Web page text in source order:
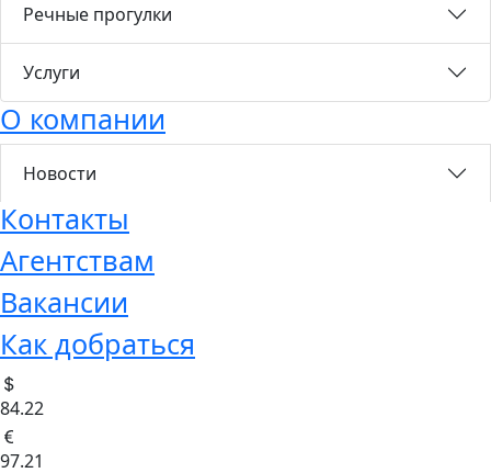
Речные прогулки
Услуги
О компании
Новости
Контакты
Агентствам
Вакансии
Как добраться
84.22
97.21